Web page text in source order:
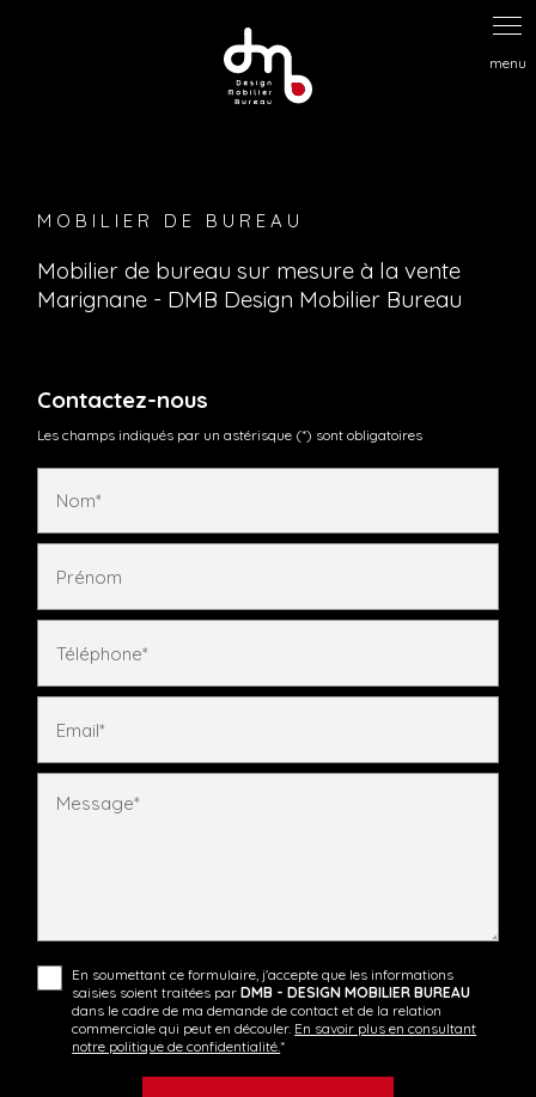
MOBILIER DE BUREAU
Mobilier de bureau sur mesure à la vente
Marignane - DMB Design Mobilier Bureau
Contactez-nous
Les champs indiqués par un astérisque (*) sont obligatoires
Nom*
Prénom
Téléphone*
Email*
Message*
En soumettant ce formulaire, j'accepte que les informations
saisies soient traitées parDMB - DESIGN MOBILIER BUREAU
dans le cadre de ma demande de contact et de la relation
commerciale qui peut en découler. En savoir plus en consultant
notre politique de confidentialité.*